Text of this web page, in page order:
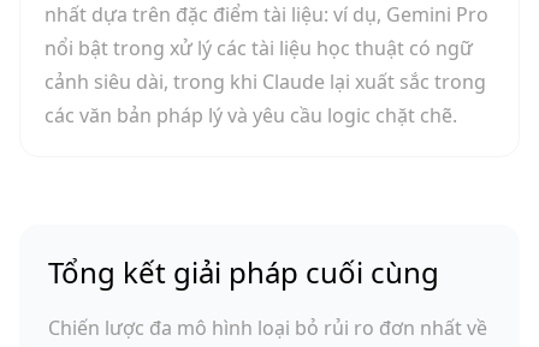
nhất dựa trên đặc điểm tài liệu: ví dụ, Gemini Pro
nổi bật trong xử lý các tài liệu học thuật có ngữ
cảnh siêu dài, trong khi Claude lại xuất sắc trong
các văn bản pháp lý và yêu cầu logic chặt chẽ.
Tổng kết giải pháp cuối cùng
Chiến lược đa mô hình loại bỏ rủi ro đơn nhất về